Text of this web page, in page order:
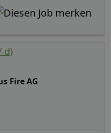
d)
Fire AG